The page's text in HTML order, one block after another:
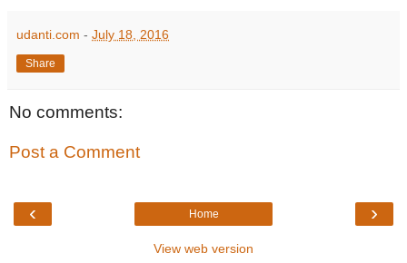
udanti.com - July 18, 2016
Share
No comments:
Post a Comment
‹ ›
Home
View web version